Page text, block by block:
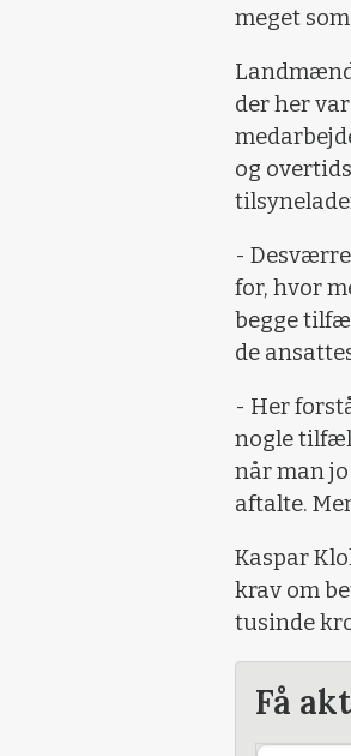
meget
der her
og
-
for, hvor
begge
de
- Her
nogle
når man
aftalte.
Kaspar
krav om
tusinde
Få